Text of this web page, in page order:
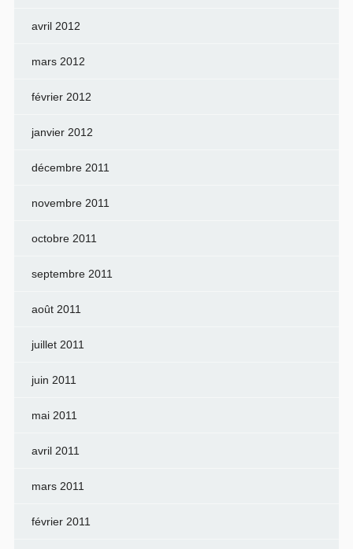
avril 2012
mars 2012
février 2012
janvier 2012
décembre 2011
novembre 2011
octobre 2011
septembre 2011
août 2011
juillet 2011
juin 2011
mai 2011
avril 2011
mars 2011
février 2011